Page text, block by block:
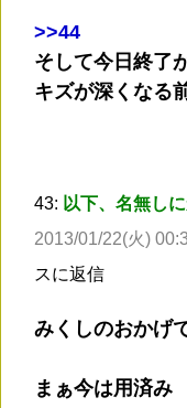
>>44
そして今日終了
キズが深くなる
43: 以下、名無し
2013/01/22(火)
スに返信
みくしのおかげ
まぁ今は用済み